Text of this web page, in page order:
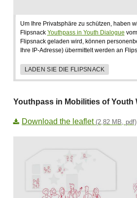
Um Ihre Privatsphäre zu schützen, haben
Flipsnack Youthpass in Youth Dialogue
Flipsnack geladen wird, können
Ihre IP-Adresse) übermittelt werden an
LADEN SIE DIE FLIPSNACK
Youthpass in Mobilities of Youth
Download the leaflet (2,82 MB, pdf)